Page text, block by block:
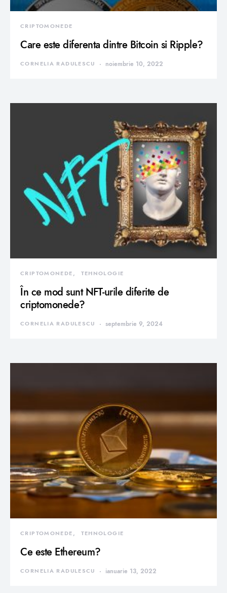
CRIPTOMONEDE
Care este diferenta dintre Bitcoin si Ripple?
CORNELIA RADULESCU noiembrie 10, 2022
CRIPTOMONEDE TEHNOLOGIE
În ce mod sunt NFT-urile diferite de
criptomonede?
CORNELIA RADULESCU septembrie 9, 2024
CRIPTOMONEDE TEHNOLOGIE
Ce este Ethereum?
CORNELIA RADULESCU ianuarie 13, 2022